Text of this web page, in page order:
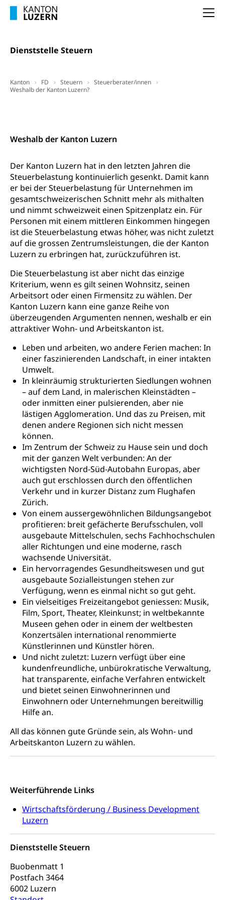
Dienststelle Steuern
Kanton FD Steuern
Steuerberater/innen
Weshalb der Kanton Luzern?
Weshalb der Kanton Luzern
Der Kanton Luzern hat in den letzten Jahren die
Steuerbelastung kontinuierlich gesenkt. Damit kann
er bei der Steuerbelastung für Unternehmen im
gesamtschweizerischen Schnitt mehr als mithalten
und nimmt schweizweit einen Spitzenplatz ein. Für
Personen mit einem mittleren Einkommen hingegen
ist die Steuerbelastung etwas höher, was nicht zuletzt
auf die grossen Zentrumsleistungen, die der Kanton
Luzern zu erbringen hat, zurückzuführen ist.
Die Steuerbelastung ist aber nicht das einzige
Kriterium, wenn es gilt seinen Wohnsitz, seinen
Arbeitsort oder einen Firmensitz zu wählen. Der
Kanton Luzern kann eine ganze Reihe von
überzeugenden Argumenten nennen, weshalb er ein
attraktiver Wohn- und Arbeitskanton ist.
Leben und arbeiten, wo andere Ferien machen: In
einer faszinierenden Landschaft, in einer intakten
Umwelt.
In kleinräumig strukturierten Siedlungen wohnen
– auf dem Land, in malerischen Kleinstädten –
oder inmitten einer pulsierenden, aber nie
lästigen Agglomeration. Und das zu Preisen, mit
denen andere Regionen sich nicht messen
können.
Im Zentrum der Schweiz zu Hause sein und doch
mit der ganzen Welt verbunden: An der
wichtigsten Nord-Süd-Autobahn Europas, aber
auch gut erschlossen durch den öffentlichen
Verkehr und in kurzer Distanz zum Flughafen
Zürich.
Von einem aussergewöhnlichen Bildungsangebot
profitieren: breit gefächerte Berufsschulen, voll
ausgebaute Mittelschulen, sechs Fachhochschulen
aller Richtungen und eine moderne, rasch
wachsende Universität.
Ein hervorragendes Gesundheitswesen und gut
ausgebaute Sozialleistungen stehen zur
Verfügung, wenn es einmal nicht so gut geht.
Ein vielseitiges Freizeitangebot geniessen: Musik,
Film, Sport, Theater, Kleinkunst; in weltbekannte
Museen gehen oder in einem der weltbesten
Konzertsälen international renommierte
Künstlerinnen und Künstler hören.
Und nicht zuletzt: Luzern verfügt über eine
kundenfreundliche, unbürokratische Verwaltung,
hat transparente, einfache Verfahren entwickelt
und bietet seinen Einwohnerinnen und
Einwohnern oder Unternehmungen bereitwillig
Hilfe an.
All das können gute Gründe sein, als Wohn- und
Arbeitskanton Luzern zu wählen.
Weiterführende Links
Wirtschaftsförderung / Business Development
Luzern
Dienststelle Steuern
Buobenmatt 1
Postfach 3464
6002 Luzern
Wirtschaftsmittelschule
Kindergarten & Basisstufe
Sonderschulung
Betreuungsangebote
Schulliste
Heilpädagogische Schulen
Freiwilliger Schulsport
Stipendien Universität Luzern unilu
Pflege HF oder Studium Pflege FH
Studienbeiträge Höhere Berufsbildung
Universität
Hochschulstudium, Universitätsstudium,
universitäre Ausbildung, akademische Ausbildung,
Weiterbildung, Forschung, Entwicklung,
Dienstleistungen, Hochschule Luzern,
Universität Luzern
Fachstelle Hochschulbildung
Kindergarten, Kinderkrippe, Krippe, Kinderhort,
Kindertagesstätte, Spielgruppe, Tagesmutter,
Freiwilliges Kindergarten Jahr
Kinderbetreuung
Freiwilliges Kindergarten Jahr
Frühe Sprachförderung
Kindergarten & Basisstufe
Frühe Förderung
Gesundheit und Soziales
Konsumentenschutz
Konsumentenrechte, Produktsicherheit,
Preisüberwachung, Preisüberwacher,
Konsumentenorganisation, parallele Einfuhr,
regionale Erschöpfung, nationale Erschöpfung,
internationale Erschöpfung, Preisabsprache, Kartell,
Cassis-deDijon-Prinzip
Lebensmittelkontrolle und
Verbraucherschutz
Krankenversicherung
Unfallversicherung, Berufsunfallversicherung,
Krankheit, Unfall, Prämienverbilligung,
Krankenkasse
Krankenversicherung (WAS Luzern)
Prämienverbilligung (WAS Luzern)
Obligatorische Krankenversicherung (WAS
Luzern)
Kranken- und Unfallversicherung
Lebensmittelsicherheit
sichere Lebensmittel, Lebensmittelkontrolle,
Lebensmittelhygiene, Produktesicherheit
Trinkwasser
Lebensmittel
Prävention
Gesundheitsvorsorge, Wellness, Unfallverhütung,
Suchtprävention, Alkoholprävention,
Tabakprävention, Primärprävention,
Sekundärprävention, Tertiärprävention
Darmkrebsvorsorge
Kantonales Tabakpräventionsprogramm
Gesundheitsförderung
Prävention (Polizei)
Suchtprävention
Gesundheitsversorgung
Soziale Sicherheit
Sozialversicherungen, Sozialpolitik,
Arbeitslosenversicherung,
Mutterschaftsversicherung, Krankenversicherung,
Unfallversicherung, Invalidenversicherung,
Sozialhilfe
Kranken- und Unfallversicherung
(gruezi.lu.ch)
Krankenversicherung (WAS Luzern)
Existenzsicherung - Sozialhilfe
Soziales und Gesellschaft (Dienststelle)
Opferhilfe
Arbeitslosenversicherung (WAS Luzern)
Invalidenversicherung (WAS Luzern)
Sucht und Drogen
Drogenabhängigkeit, Drogensucht,
Medikamentenabhängigkeit,
Arzneimittelabhängigkeit, Suchtkrankheit,
Drogenabhängige, Drogensüchtige,
Betäubungsmittel, Suchtmittel, Psychopharmaka
Fachstelle Sucht Region Luzern
Drogen (Polizei)
Sucht
Gesundheitsversorgung
Gesundheitsversorgung, Spital, Pflegeinitiative,
Ambulant vor stationär, AVOS, Patientendossier
AHV / IV
Altersrente, Invalidenrente, Witwenrente,
Sozialversicherung, Vorsorgeeinrichtung,
Hilfslosenentschädigung (WAS Luzern)
AHV-Hinterlassenenrente (WAS Luzern)
AHV-Beiträge (WAS Luzern)
Informationsstelle AHV/IV
Ergänzungsleistungen (EL) (WAS Luzern)
AHV-Altersrente (WAS Luzern)
Behinderung
Körperbehinderung, körperliche Behinderung,
Menschen mit Behinderungen
Kultur und Medien